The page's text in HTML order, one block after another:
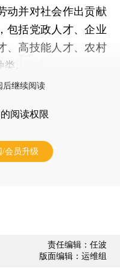
动并对社会作出贡献
包括党政人才、企业
、高技能人才、农村
。
后继续阅读
阅读权限
/会员升级
责任编辑：任波
版面编辑：运维组